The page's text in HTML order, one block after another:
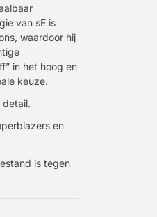
van sE is
waardoor hij
in het hoog en
keuze.
detail.
en
is tegen